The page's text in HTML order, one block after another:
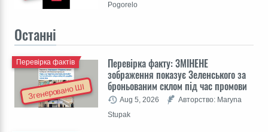
Pogorelo
Останні
Згенеровано ШІ
Перевірка факту: ЗМІНЕНЕ
зображення показує Зеленського за
броньованим склом під час промови
Перевірка фактів
Aug 5, 2026
Авторство: Maryna
Stupak